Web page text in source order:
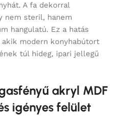
A fa dekorral
nem steril, hanem
hangulatú. Ez a hatás
modern konyhabútort
túl hideg, ipari jellegű
akryl MDF
igényes felület